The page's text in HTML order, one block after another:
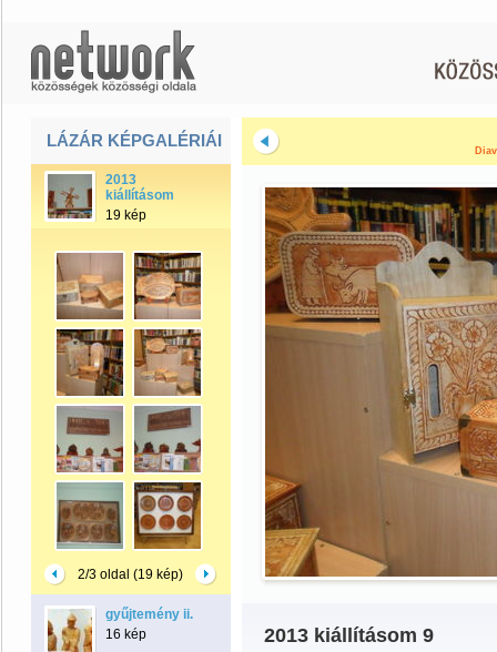
LÁZÁR KÉPGALÉRIÁI
2013
kiállításom
19 kép
2/3 oldal (19 kép)
gyűjtemény ii.
16 kép
2013 kiállításom 9